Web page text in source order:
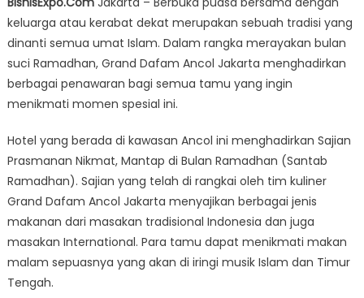
Dafam
Ancol
Jakarta
Tawarkan
Promo
Ramadan
dan
Lebaran
keluarga atau kerabat dekat merupakan sebuah tradisi yang
dinanti semua umat Islam. Dalam rangka merayakan bulan
suci Ramadhan, Grand Dafam Ancol Jakarta menghadirkan
berbagai penawaran bagi semua tamu yang ingin
menikmati momen spesial ini.
Hotel yang berada di kawasan Ancol ini menghadirkan Sajian
Prasmanan Nikmat, Mantap di Bulan Ramadhan (Santab
Ramadhan). Sajian yang telah di rangkai oleh tim kuliner
Grand Dafam Ancol Jakarta menyajikan berbagai jenis
makanan dari masakan tradisional Indonesia dan juga
masakan International. Para tamu dapat menikmati makan
malam sepuasnya yang akan di iringi musik Islam dan Timur
Tengah.